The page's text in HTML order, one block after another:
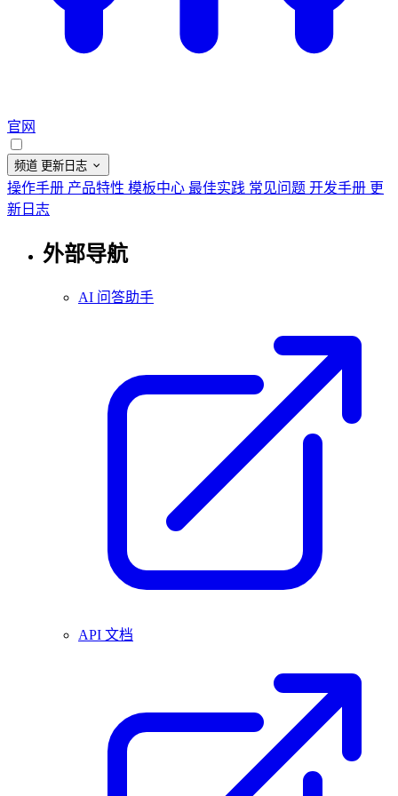
官网
频道 更新日志
操作手册 产品特性 模板中心 最佳实践 常见问题 开发手册 更
新日志
外部导航
AI 问答助手
API 文档